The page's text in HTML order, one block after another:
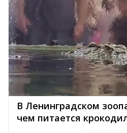
В Ленинградском
чем питается